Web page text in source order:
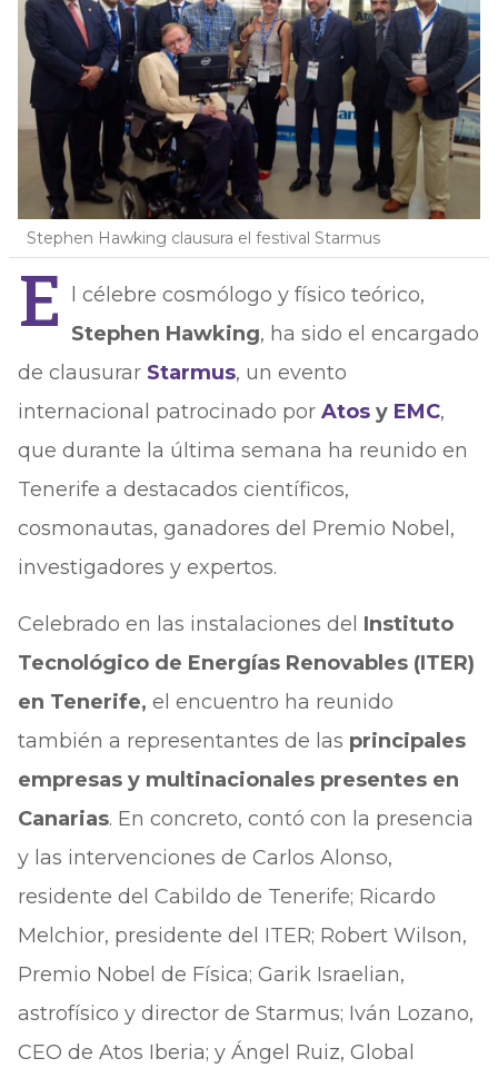
Stephen Hawking clausura el festival Starmus
E
l célebre cosmólogo y físico teórico,
Stephen Hawking, ha sido el encargado
de clausurar Starmus, un evento
internacional patrocinado por Atos y EMC,
que durante la última semana ha reunido en
Tenerife a destacados científicos,
cosmonautas, ganadores del Premio Nobel,
investigadores y expertos.
Celebrado en las instalaciones del Instituto
Tecnológico de Energías Renovables (ITER)
en Tenerife, el encuentro ha reunido
también a representantes de las principales
empresas y multinacionales presentes en
Canarias. En concreto, contó con la presencia
y las intervenciones de Carlos Alonso,
residente del Cabildo de Tenerife; Ricardo
Melchior, presidente del ITER; Robert Wilson,
Premio Nobel de Física; Garik Israelian,
astrofísico y director de Starmus; Iván Lozano,
CEO de Atos Iberia; y Ángel Ruiz, Global